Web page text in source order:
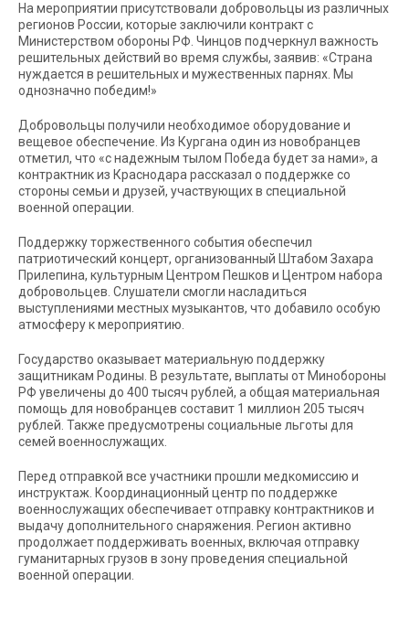
На мероприятии присутствовали добровольцы из различных
регионов России, которые заключили контракт с
Министерством обороны РФ. Чинцов подчеркнул важность
решительных действий во время службы, заявив: «Страна
нуждается в решительных и мужественных парнях. Мы
однозначно победим!»
Добровольцы получили необходимое оборудование и
вещевое обеспечение. Из Кургана один из новобранцев
отметил, что «с надежным тылом Победа будет за нами», а
контрактник из Краснодара рассказал о поддержке со
стороны семьи и друзей, участвующих в специальной
военной операции.
Поддержку торжественного события обеспечил
патриотический концерт, организованный Штабом Захара
Прилепина, культурным Центром Пешков и Центром набора
добровольцев. Слушатели смогли насладиться
выступлениями местных музыкантов, что добавило особую
атмосферу к мероприятию.
Государство оказывает материальную поддержку
защитникам Родины. В результате, выплаты от Минобороны
РФ увеличены до 400 тысяч рублей, а общая материальная
помощь для новобранцев составит 1 миллион 205 тысяч
рублей. Также предусмотрены социальные льготы для
семей военнослужащих.
Перед отправкой все участники прошли медкомиссию и
инструктаж. Координационный центр по поддержке
военнослужащих обеспечивает отправку контрактников и
выдачу дополнительного снаряжения. Регион активно
продолжает поддерживать военных, включая отправку
гуманитарных грузов в зону проведения специальной
военной операции.